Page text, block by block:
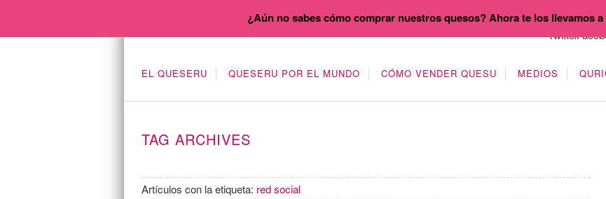
EL QUESERU QUESERU POR EL MUNDO CÓMO VENDER QUESU MEDIOS
TAG ARCHIVES
Artículos con la etiqueta: red social
¿Aún no sabes cómo comprar nuestros quesos? Ahora te los llevamos a